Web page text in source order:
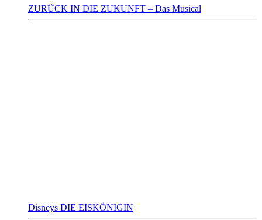
ZURÜCK IN DIE ZUKUNFT – Das Musical
Disneys DIE EISKÖNIGIN